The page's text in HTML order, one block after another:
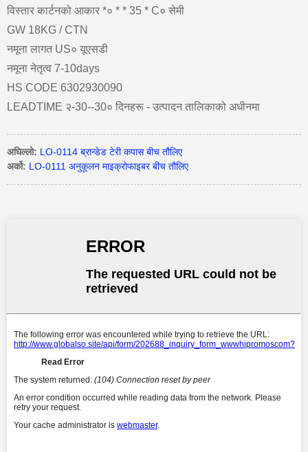
विस्तार कार्टनको आकार *० * * 35 * C० सेमी
GW 18KG / CTN
नमूना लागत US० यूएसडी
नमूना नेतृत्व 7-10days
HS CODE 6302930090
LEADTIME २-30--30० दिनहरू - उत्पादन तालिकाको अधीनमा
अघिल्लो: LO-0114 ब्रान्डेड टेरी कपास बीच तौलिए
अर्को: LO-0111 अनुकूलन माइक्रोफाइबर बीच तौलिए